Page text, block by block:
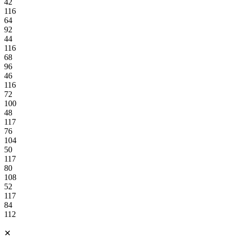
116
64
92
44
116
68
96
46
116
72
100
48
117
76
104
50
117
80
108
52
117
84
112
✕